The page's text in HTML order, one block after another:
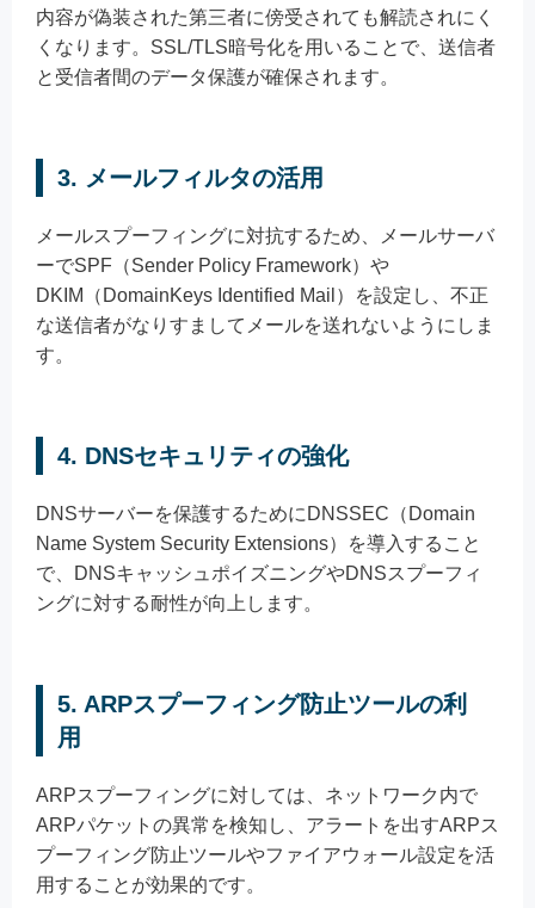
内容が偽装された第三者に傍受されても解読されにく
くなります。SSL/TLS暗号化を用いることで、送信者
と受信者間のデータ保護が確保されます。
3. メールフィルタの活用
メールスプーフィングに対抗するため、メールサーバ
ーでSPF（Sender Policy Framework）や
DKIM（DomainKeys Identified Mail）を設定し、不正
な送信者がなりすましてメールを送れないようにしま
す。
4. DNSセキュリティの強化
DNSサーバーを保護するためにDNSSEC（Domain
Name System Security Extensions）を導入すること
で、DNSキャッシュポイズニングやDNSスプーフィ
ングに対する耐性が向上します。
5. ARPスプーフィング防止ツールの利
用
ARPスプーフィングに対しては、ネットワーク内で
ARPパケットの異常を検知し、アラートを出すARPス
プーフィング防止ツールやファイアウォール設定を活
用することが効果的です。